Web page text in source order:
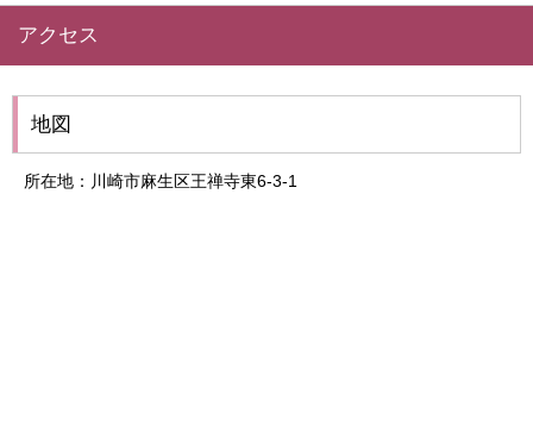
アクセス
地図
所在地：川崎市麻生区王禅寺東6-3-1